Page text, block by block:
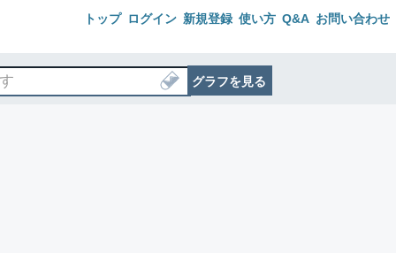
トップ ログイン 新規登録 使い方 Q&A お問い合わせ
グラフを見る